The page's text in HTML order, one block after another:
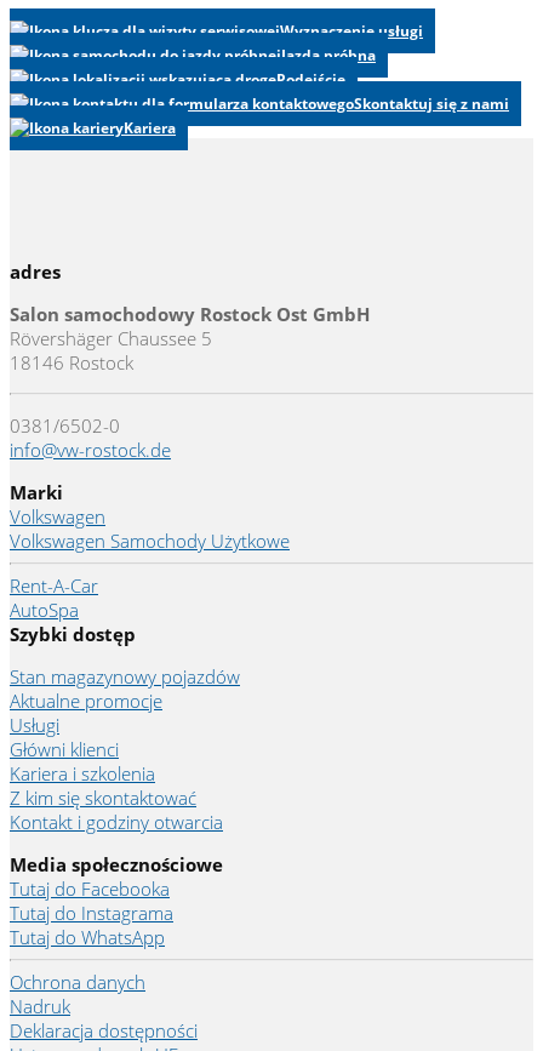
Wyznaczenie usługi
Jazda próbna
Podejście
Skontaktuj się z nami
Kariera
adres
Salon samochodowy Rostock Ost GmbH
Rövershäger Chaussee 5
18146 Rostock
0381/6502-0
info@vw-rostock.de
Marki
Volkswagen
Volkswagen Samochody Użytkowe
Rent-A-Car
AutoSpa
Szybki dostęp
Stan magazynowy pojazdów
Aktualne promocje
Usługi
Główni klienci
Kariera i szkolenia
Z kim się skontaktować
Kontakt i godziny otwarcia
Media społecznościowe
Tutaj do Facebooka
Tutaj do Instagrama
Tutaj do WhatsApp
Ochrona danych
Nadruk
Deklaracja dostępności